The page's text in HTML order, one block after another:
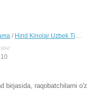
/ Hind Kinolar Uzbek Tilida
birjasida, raqobatchilarni o'z